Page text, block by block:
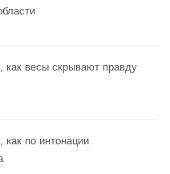
как весы скрывают правду
по интонации